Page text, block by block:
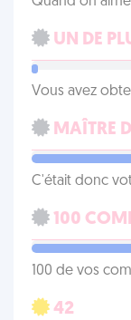
UN DE
Vous avez
MAÎTRE
C'était donc
100
100 de vos
42